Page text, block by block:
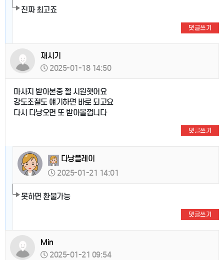
진짜 최고죠
댓글쓰기
재시기
2025-01-18 14:50
마사지 받아본중 젤 시원햇어요
강도조절도 얘기하면 바로 되고요
다시 다낭오면 또 받아볼껍니다
댓글쓰기
다낭플레이
2025-01-21 14:01
못하면 환불가능
댓글쓰기
Min
2025-01-21 09:54